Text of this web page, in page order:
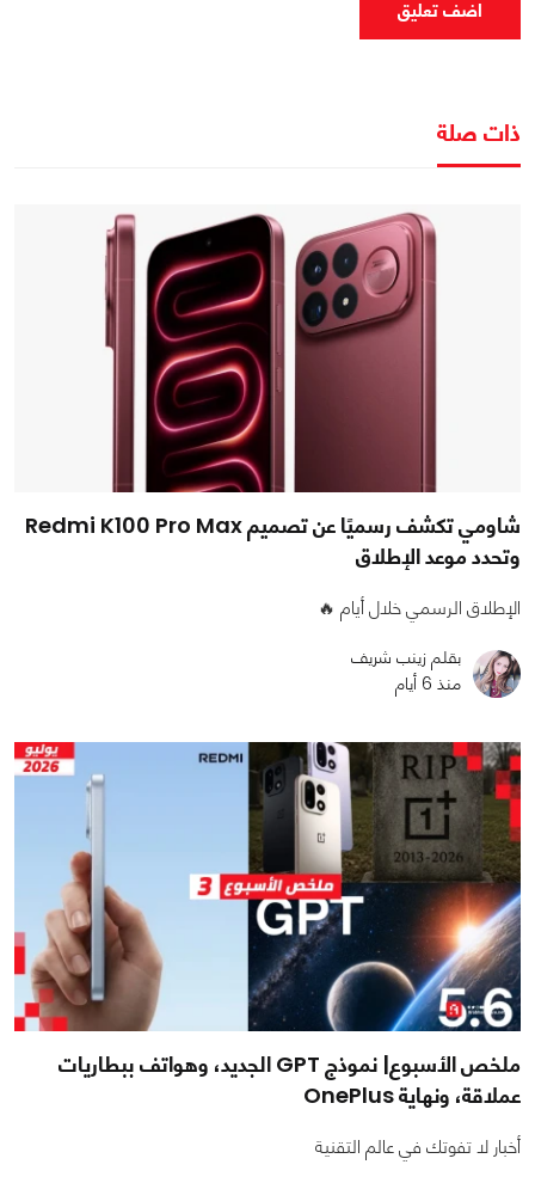
اضف تعليق
ذات صلة
شاومي تكشف رسميًا عن تصميم Redmi K100 Pro Max
وتحدد موعد الإطلاق
الإطلاق الرسمي خلال أيام 🔥
بقلم زينب شريف
منذ 6 أيام
ملخص الأسبوع| نموذج GPT الجديد، وهواتف ببطاريات
عملاقة، ونهاية OnePlus
أخبار لا تفوتك في عالم التقنية